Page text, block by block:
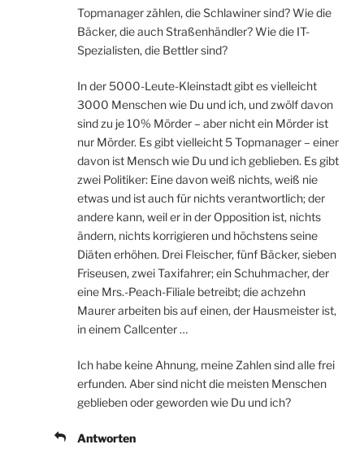
Topmanager zählen, die Schlawiner sind? Wie die
Bäcker, die auch Straßenhändler? Wie die IT-
Spezialisten, die Bettler sind?
In der 5000-Leute-Kleinstadt gibt es vielleicht
3000 Menschen wie Du und ich, und zwölf davon
sind zu je 10% Mörder – aber nicht ein Mörder ist
nur Mörder. Es gibt vielleicht 5 Topmanager – einer
davon ist Mensch wie Du und ich geblieben. Es gibt
zwei Politiker: Eine davon weiß nichts, weiß nie
etwas und ist auch für nichts verantwortlich; der
andere kann, weil er in der Opposition ist, nichts
ändern, nichts korrigieren und höchstens seine
Diäten erhöhen. Drei Fleischer, fünf Bäcker, sieben
Friseusen, zwei Taxifahrer; ein Schuhmacher, der
eine Mrs.-Peach-Filiale betreibt; die achzehn
Maurer arbeiten bis auf einen, der Hausmeister ist,
in einem Callcenter …
Ich habe keine Ahnung, meine Zahlen sind alle frei
erfunden. Aber sind nicht die meisten Menschen
geblieben oder geworden wie Du und ich?
Antworten